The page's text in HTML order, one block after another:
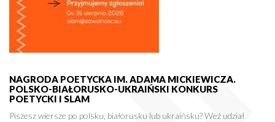
NAGRODA POETYCKA IM. ADAMA MICKIEWICZA.
POLSKO-BIAŁORUSKO-UKRAIŃSKI KONKURS
POETYCKI I SLAM
Piszesz wiersze po polsku, białorusku lub ukraińsku? Weź udział